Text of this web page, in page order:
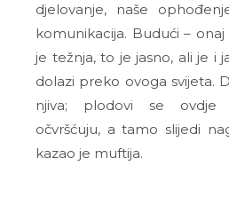
djelovanje, naše
komunikacija. Budući –
je težnja, to je jasno, ali je i
dolazi preko ovoga svijeta.
njiva; plodovi se ovdje
očvršćuju, a tamo slijedi
kazao je muftija.